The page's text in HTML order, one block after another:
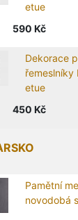
etue
590 Kč
Dekorace
etue
450 Kč
Pamětní
novodobá